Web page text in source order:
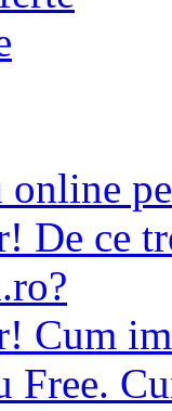
online
De ce
Cum
Free.